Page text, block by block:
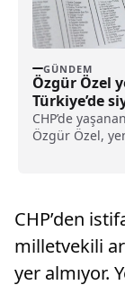
GÜNDEM
Özgür Özel
Türkiye’de
nasıl işler?
CHP’de
Özgür Özel,
araştırmaları
CHP’den
milletvekili
yer almıyor.